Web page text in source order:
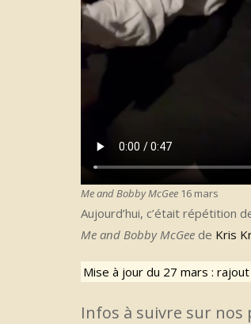
Me and Bobby McGee 16 mars
Aujourd’hui, c’était répétition
Me and Bobby McGee de Kris
Mise à jour du 27 mars :
Infos à suivre sur nos